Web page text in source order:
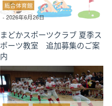
総合体育館
-2026年6月26日
まどかスポーツクラブ 夏季ス
ポーツ教室 追加募集のご案
内